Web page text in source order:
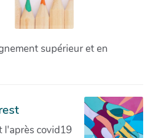
supérieur et en
l'après covid19